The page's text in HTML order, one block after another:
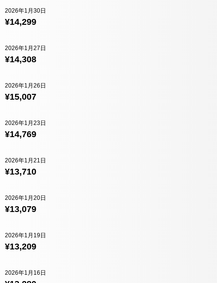
¥14,299
2026年1月30日
¥14,308
2026年1月27日
¥15,007
2026年1月26日
¥14,769
2026年1月23日
¥13,710
2026年1月21日
¥13,079
2026年1月20日
¥13,209
2026年1月19日
2026年1月16日